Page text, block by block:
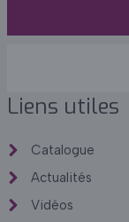
Liens utiles
Catalogue
Actualités
Vidéos